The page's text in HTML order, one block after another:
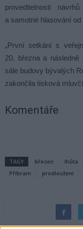
proveditelnosti
a samotné hlasování
„První setkání s
20. března a
sále budovy bývalých
zakončila tisková
Komentáře
TAGY březen lhůta
Příbram
prodloužení